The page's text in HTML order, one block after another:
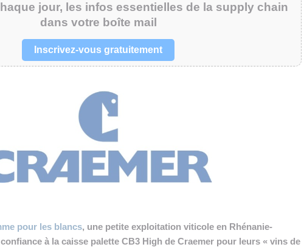
• SOLUTIONS
• INTEGRATION
• FORMATION
• INTRALOGISTIQUE
• PRESTATION LOGISTIQUE
• RECRUTEMENT
jour, les infos essentielles de la supply chain
dans votre boîte mail
Inscrivez-vous gratuitement
pour les blancs, une petite exploitation viticole en Rhénanie-
à la caisse palette CB3 High de Craemer pour leurs « vins de